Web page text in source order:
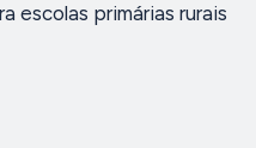
escolas primárias rurais